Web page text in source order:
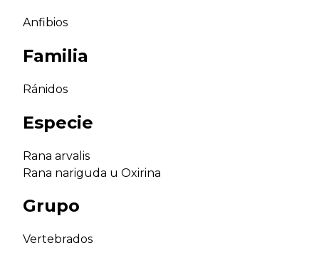
Anfibios
Familia
Ránidos
Especie
Rana arvalis
Rana nariguda u Oxirina
Grupo
Vertebrados